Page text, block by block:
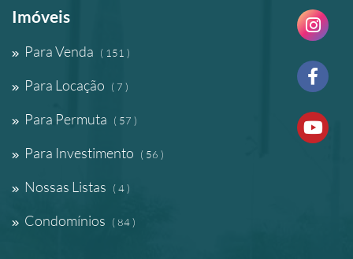
Imóveis
Para Venda ( 151 )
Para Locação ( 7 )
Para Permuta ( 57 )
Para Investimento ( 56 )
Nossas Listas ( 4 )
Condomínios ( 84 )